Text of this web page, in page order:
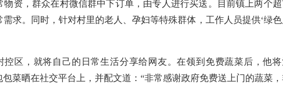
资，群众在村微信群中下订单，由专人进行买送。目前镇上两个
求。同时，针对村里的老人、孕妇等特殊群体，工作人员提供‘绿
控区，就将自己的日常生活分享给网友。在领到免费蔬菜后，他
菜晒在社交平台上，并配文道：“非常感谢政府免费送上门的蔬菜